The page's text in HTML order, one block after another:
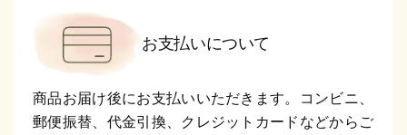
お支払いについて
商品お届け後にお支払いいただきます。コンビニ、
郵便振替、代金引換、クレジットカードなどからご